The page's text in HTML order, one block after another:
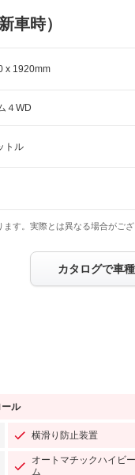
車時）
x 1920mm
４WD
トル
す。実際とは異なる場合がご
カタログで車
ル
横滑り防止装置
オートマチックハイビー
ム